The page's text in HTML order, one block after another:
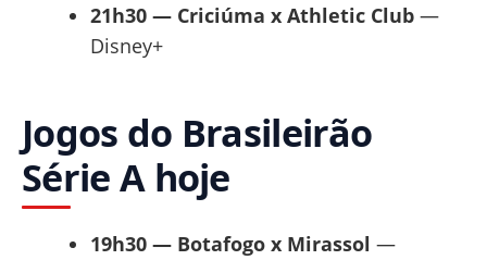
21h30 — Criciúma x Athletic Club—
Disney+
Jogos do Brasileirão
Série A hoje
19h30 — Botafogo x Mirassol —